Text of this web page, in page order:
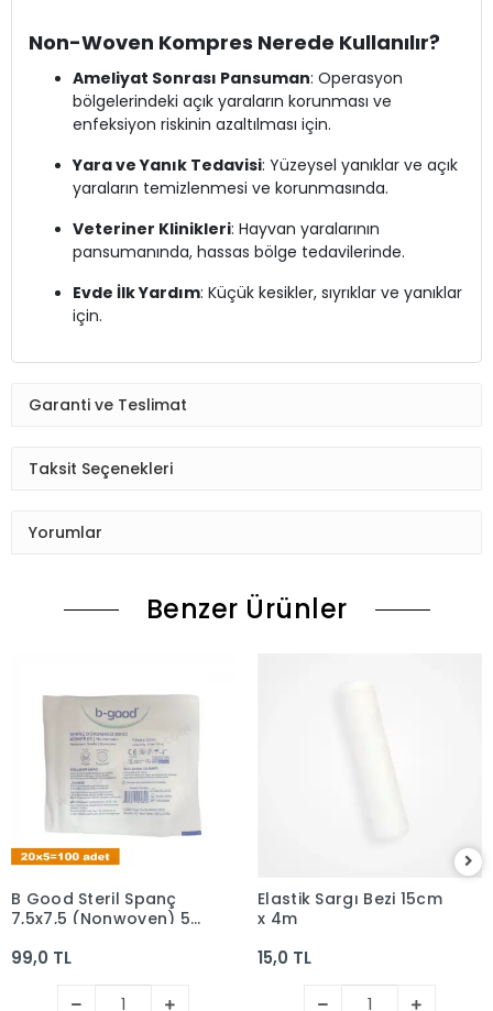
Non-Woven Kompres Nerede Kullanılır?
Ameliyat Sonrası Pansuman: Operasyon
bölgelerindeki açık yaraların korunması ve
enfeksiyon riskinin azaltılması için.
Yara ve Yanık Tedavisi: Yüzeysel yanıklar ve açık
yaraların temizlenmesi ve korunmasında.
Veteriner Klinikleri: Hayvan yaralarının
pansumanında, hassas bölge tedavilerinde.
Evde İlk Yardım: Küçük kesikler, sıyrıklar ve yanıklar
için.
Garanti ve Teslimat
Taksit Seçenekleri
Yorumlar
Benzer Ürünler
B Good Steril Spanç
7,5x7,5 (Nonwoven) 5'li
99,0 TL
Elastik Sargı Bezi 15cm
x 4m
15,0 TL